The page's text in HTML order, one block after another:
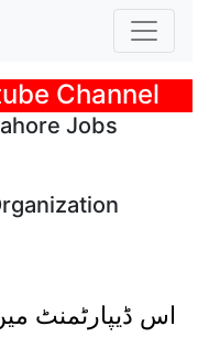
Channel
Jobs
اس ڈیپارٹمنٹ